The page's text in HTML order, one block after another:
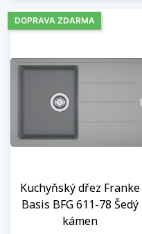
Kuchyňský dřez Franke
Basis BFG 611-78 Šedý
kámen
DOPRAVA ZDARMA